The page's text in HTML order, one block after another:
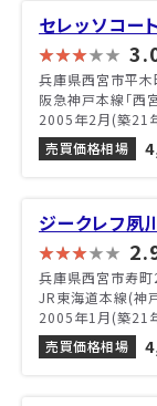
セレッソコー
兵庫県西宮市平
阪急神戸本線「西
2005年2月(築21
売買価格相場
ジークレフ夙
兵庫県西宮市寿
JR東海道本線(神
2005年1月(築21
売買価格相場